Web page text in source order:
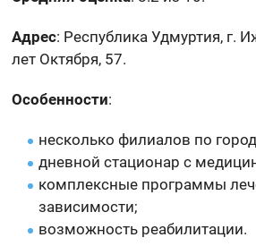
Адрес: Республика Удмуртия, г.
лет Октября, 57.
Особенности:
несколько филиалов по
дневной стационар с
комплексные программы
зависимости;
возможность реабилитации.